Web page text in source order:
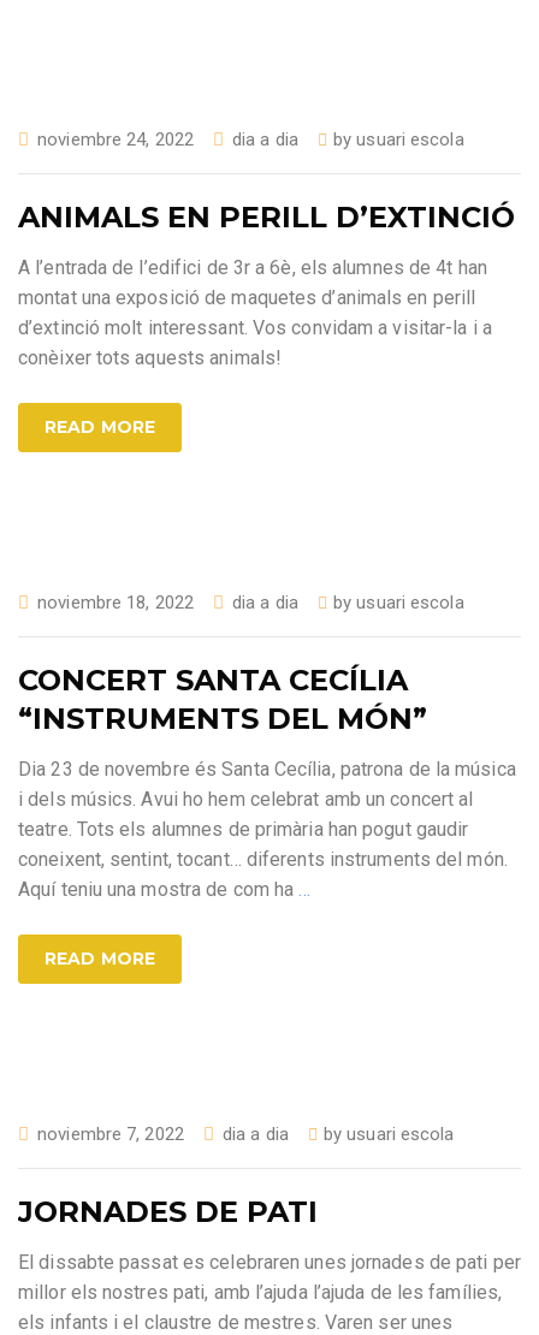
noviembre 24, 2022 dia a dia byusuari escola
ANIMALS EN PERILL D’EXTINCIÓ
A l’entrada de l’edifici de 3r a 6è, els alumnes de 4t han
montat una exposició de maquetes d’animals en perill
d’extinció molt interessant. Vos convidam a visitar-la i a
conèixer tots aquests animals!
READ MORE
noviembre 18, 2022 dia a dia byusuari escola
CONCERT SANTA CECÍLIA
“INSTRUMENTS DEL MÓN”
Dia 23 de novembre és Santa Cecília, patrona de la música
i dels músics. Avui ho hem celebrat amb un concert al
teatre. Tots els alumnes de primària han pogut gaudir
coneixent, sentint, tocant… diferents instruments del món.
Aquí teniu una mostra de com ha…
READ MORE
noviembre 7, 2022 dia a dia byusuari escola
JORNADES DE PATI
El dissabte passat es celebraren unes jornades de pati per
millor els nostres pati, amb l’ajuda l’ajuda de les famílies,
els infants i el claustre de mestres. Varen ser unes